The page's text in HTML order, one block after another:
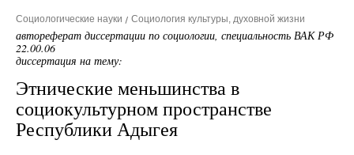
Социологические науки Социология культуры, духовной жизни
автореферат диссертации по социологии, специальность ВАК РФ
22.00.06
диссертация на тему:
Этнические меньшинства в
социокультурном пространстве
Республики Адыгея